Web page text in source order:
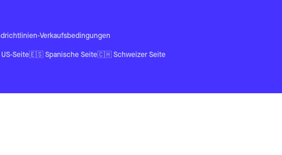
-Verkaufsbedingungen
US-Seite🇪🇸 Spanische Seite🇨🇭 Schweizer Seite